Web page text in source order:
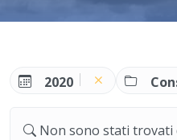
2020
Non sono stati trovati